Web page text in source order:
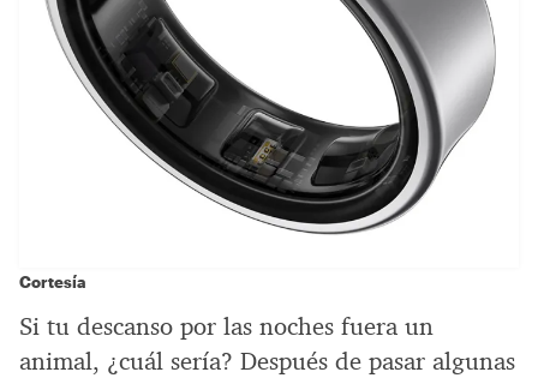
Cortesía
Si tu descanso por las noches fuera un
animal, ¿cuál sería? Después de pasar algunas